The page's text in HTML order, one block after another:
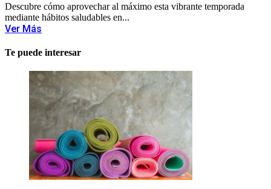
Descubre cómo aprovechar al máximo esta vibrante temporada
mediante hábitos saludables en...
Ver Más
Te puede interesar